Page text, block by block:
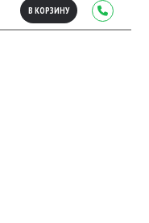
В КОРЗИНУ